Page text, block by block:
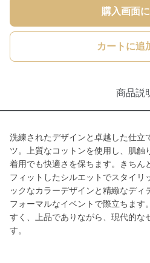
購入画面
カートに追
商品説
洗練されたデザインと卓越した仕立
ツ。上質なコットンを使用し、肌触
着用でも快適さを保ちます。きちん
フィットしたシルエットでスタイリ
ックなカラーデザインと精緻なディ
フォーマルなイベントで際立ちます
すく、上品でありながら、現代的な
す。